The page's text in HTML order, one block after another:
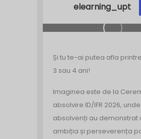
elearning_upt
Și tu te-ai putea afla
3 sau 4 ani!
Imaginea este de la
absolvire ID/IFR 2026,
absolvenți au demonstrat
ambiția și perseverența